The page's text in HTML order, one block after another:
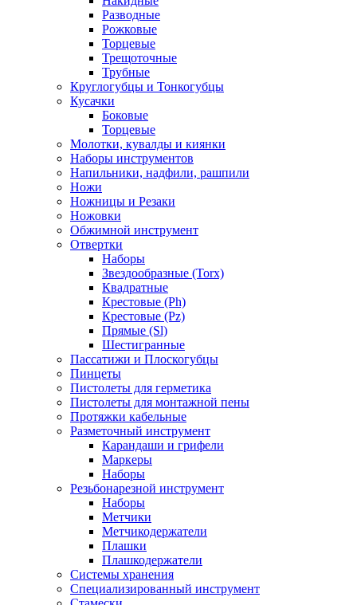
Разводные
Рожковые
Торцевые
Трещоточные
Трубные
Круглогубцы и Тонкогубцы
Кусачки
Боковые
Торцевые
Молотки, кувалды и киянки
Наборы инструментов
Напильники, надфили, рашпили
Ножи
Ножницы и Резаки
Ножовки
Обжимной инструмент
Отвертки
Наборы
Звездообразные (Torx)
Квадратные
Крестовые (Ph)
Крестовые (Pz)
Прямые (Sl)
Шестигранные
Пассатижи и Плоскогубцы
Пинцеты
Пистолеты для герметика
Пистолеты для монтажной пены
Протяжки кабельные
Разметочный инструмент
Карандаши и грифели
Маркеры
Наборы
Резьбонарезной инструмент
Наборы
Метчики
Метчикодержатели
Плашки
Плашкодержатели
Системы хранения
Специализированный инструмент